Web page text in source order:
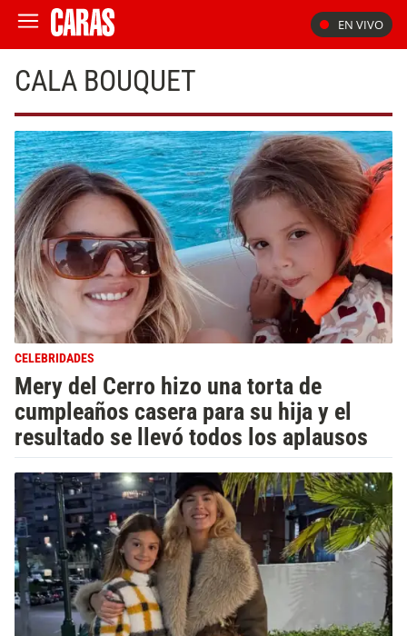
EN VIVO
CALA BOUQUET
CELEBRIDADES
Mery del Cerro hizo una torta de
cumpleaños casera para su hija y el
resultado se llevó todos los aplausos